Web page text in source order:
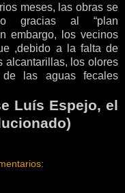
meses, las obras se
gracias al “plan
embargo, los vecinos
,debido a la falta de
alcantarillas, los olores
de las aguas fecales
Luís Espejo, el